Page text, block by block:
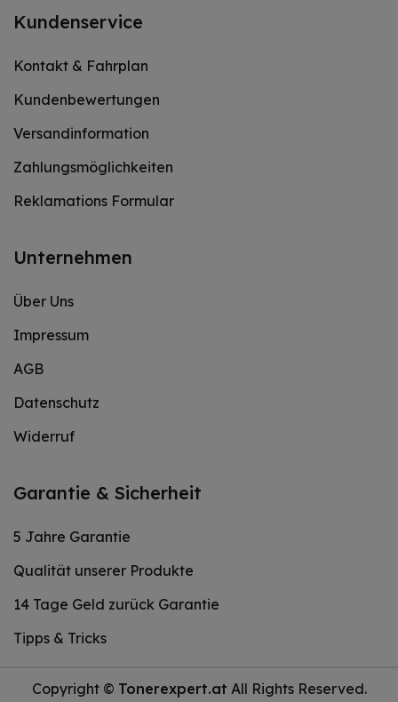
Kundenservice
Kontakt & Fahrplan
Kundenbewertungen
Versandinformation
Zahlungsmöglichkeiten
Reklamations Formular
Unternehmen
Über Uns
Impressum
AGB
Datenschutz
Widerruf
Garantie & Sicherheit
5 Jahre Garantie
Qualität unserer Produkte
14 Tage Geld zurück Garantie
Tipps & Tricks
Copyright © Tonerexpert.at All Rights Reserved.